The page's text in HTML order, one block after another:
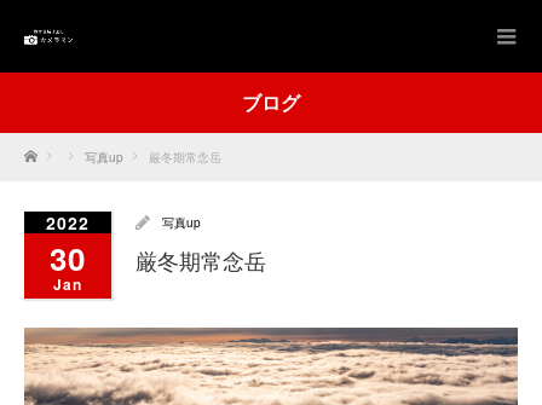
ブログ
Home 写真up 厳冬期常念岳
2022
30
Jan
写真up
厳冬期常念岳